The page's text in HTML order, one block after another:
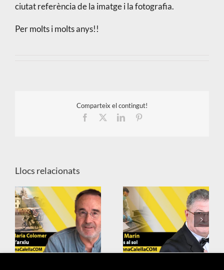
ciutat referència de la imatge i la fotografia.
Per molts i molts anys!!
Comparteix el contingut!
Facebook
LinkedIn
Llocs relacionats